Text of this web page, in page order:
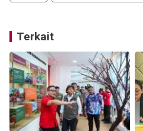
Terkait